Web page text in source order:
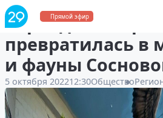
Прямой эфир
Веранда на Яграх
превратилась
и фауны
5 октября 202212:30Общество